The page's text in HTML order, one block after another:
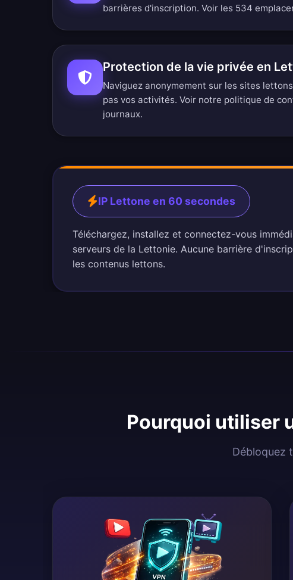
barrières d'inscription. Voir les 534
Protection de la vie privée en
Naviguez anonymement sur les sites
pas vos activités. Voir notre politique de
journaux.
IP Lettone en 60 secondes
Téléchargez, installez et connectez-vous
serveurs de la Lettonie. Aucune barrière
les contenus lettons.
Pourquoi utiliser
Débloquez